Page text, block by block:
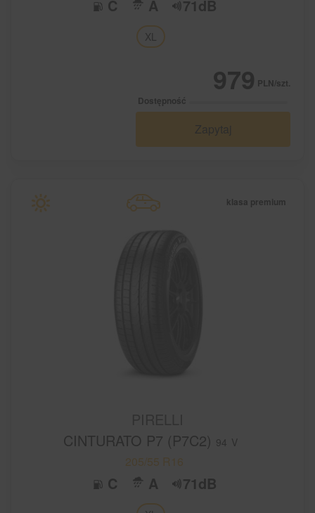
C A 71dB
XL
979 PLN/szt.
Dostępność
Zapytaj
klasa premium
CINTURATO P7 (P7C2) 94 V
205/55 R16
C A 71dB